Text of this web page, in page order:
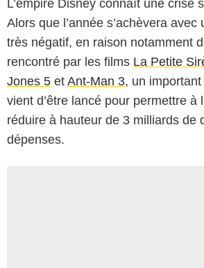
L’empire Disney connaît une crise
Alors que l’année s’achèvera
très négatif, en raison notamment
rencontré par les films La Petite
Jones 5 et Ant-Man 3, un
vient d’être lancé pour permettre à
réduire à hauteur de 3 milliards de
dépenses.